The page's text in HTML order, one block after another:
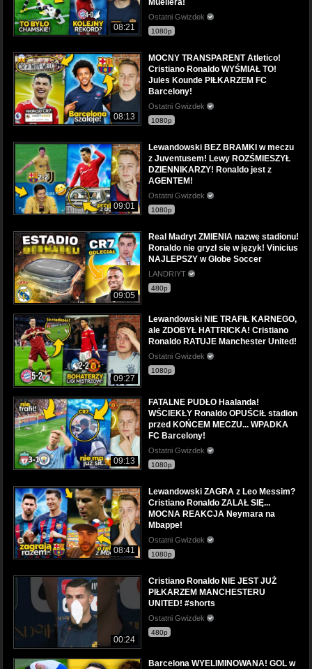
08:21
Muellera!
Ostatni Gwizdek
1080p
08:13
MOCNY TRANSPARENT Atletico!
Cristiano Ronaldo WYŚMIAŁ TO!
Jules Kounde PIŁKARZEM FC
Barcelony!
Ostatni Gwizdek
1080p
09:01
Lewandowski BEZ BRAMKI w meczu
z Juventusem! Lewy ROZŚMIESZYŁ
DZIENNIKARZY! Ronaldo jest z
AGENTEM!
Ostatni Gwizdek
1080p
09:05
Real Madryt ZMIENIA nazwę stadionu!
Ronaldo nie gryzł się w język! Vinicius
NAJLEPSZY w Globe Soccer
LANDRIYT
480p
09:27
Lewandowski NIE TRAFIŁ KARNEGO,
ale ZDOBYŁ HATTRICKA! Cristiano
Ronaldo RATUJE Manchester United!
Ostatni Gwizdek
1080p
09:13
FATALNE PUDŁO Haalanda!
WŚCIEKŁY Ronaldo OPUŚCIŁ stadion
przed KOŃCEM MECZU... WPADKA
FC Barcelony!
Ostatni Gwizdek
1080p
08:41
Lewandowski ZAGRA z Leo Messim?
Cristiano Ronaldo ZALAŁ SIĘ...
MOCNA REAKCJA Neymara na
Mbappe!
Ostatni Gwizdek
1080p
00:24
Cristiano Ronaldo NIE JEST JUŻ
PIŁKARZEM MANCHESTERU
UNITED! #shorts
Ostatni Gwizdek
480p
Barcelona WYELIMINOWANA! GOL w